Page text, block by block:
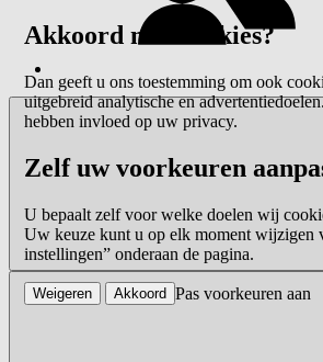
Akkoord met cookies?
Dan geeft u ons toestemming om ook
uitgebreid analytische en
hebben invloed op uw privacy.
Zelf uw voorkeuren
U bepaalt zelf voor welke doelen wij
Uw keuze kunt u op elk moment wijzigen
instellingen” onderaan de pagina.
Pas voorkeuren aan
Weigeren Akkoord